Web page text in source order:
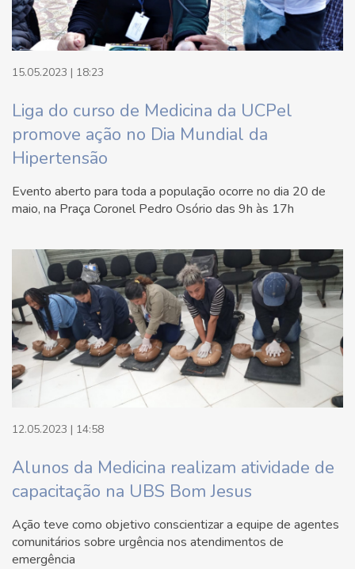
15.05.2023 | 18:23
Liga do curso de Medicina da UCPel
promove ação no Dia Mundial da
Hipertensão
Evento aberto para toda a população ocorre no dia 20 de
maio, na Praça Coronel Pedro Osório das 9h às 17h
12.05.2023 | 14:58
Alunos da Medicina realizam atividade de
capacitação na UBS Bom Jesus
Ação teve como objetivo conscientizar a equipe de agentes
comunitários sobre urgência nos atendimentos de
emergência